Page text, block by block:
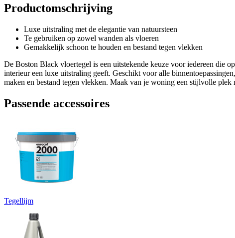
Productomschrijving
Luxe uitstraling met de elegantie van natuursteen
Te gebruiken op zowel wanden als vloeren
Gemakkelijk schoon te houden en bestand tegen vlekken
De Boston Black vloertegel is een uitstekende keuze voor iedereen die
interieur een luxe uitstraling geeft. Geschikt voor alle
maken en bestand tegen vlekken. Maak van je woning een stijlvolle
Passende accessoires
Tegellijm